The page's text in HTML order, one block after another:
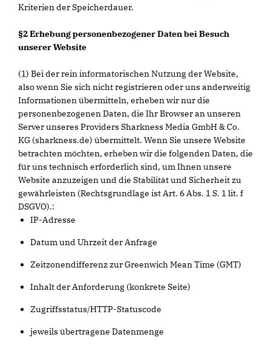
Kriterien der Speicherdauer.
§2 Erhebung personenbezogener Daten bei Besuch
unserer Website
(1) Bei der rein informatorischen Nutzung der Website,
also wenn Sie sich nicht registrieren oder uns anderweitig
Informationen übermitteln, erheben wir nur die
personenbezogenen Daten, die Ihr Browser an unseren
Server unseres Providers Sharkness Media GmbH & Co.
KG (sharkness.de) übermittelt. Wenn Sie unsere Website
betrachten möchten, erheben wir die folgenden Daten, die
für uns technisch erforderlich sind, um Ihnen unsere
Website anzuzeigen und die Stabilität und Sicherheit zu
gewährleisten (Rechtsgrundlage ist Art. 6 Abs. 1 S. 1 lit. f
DSGVO).:
IP-Adresse
Datum und Uhrzeit der Anfrage
Zeitzonendifferenz zur Greenwich Mean Time (GMT)
Inhalt der Anforderung (konkrete Seite)
Zugriffsstatus/HTTP-Statuscode
jeweils übertragene Datenmenge